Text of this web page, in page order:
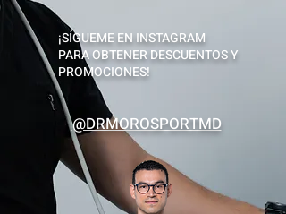
¡SÍGUEME EN INSTAGRAM
PARA OBTENER DESCUENTOS Y
PROMOCIONES!
@DRMOROSPORTMD